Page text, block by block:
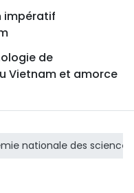
impératif
de
Vietnam et amorce
nationale des